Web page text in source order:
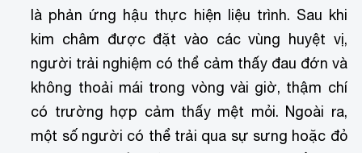
là phản ứng hậu thực hiện liệu trình. Sau khi
kim châm được đặt vào các vùng huyệt vị,
người trải nghiệm có thể cảm thấy đau đớn và
không thoải mái trong vòng vài giờ, thậm chí
có trường hợp cảm thấy mệt mỏi. Ngoài ra,
một số người có thể trải qua sự sưng hoặc đỏ